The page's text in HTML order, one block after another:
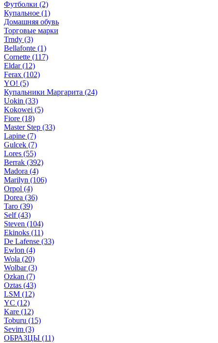
Футболки (2)
Купальное (1)
Домашняя обувь
Торговые марки
Trndy (3)
Bellafonte (1)
Cornette (117)
Eldar (12)
Ferax (102)
YO! (5)
Купальники Маргарита (24)
Uokin (33)
Kokowei (5)
Fiore (18)
Master Step (33)
Lapine (7)
Gulcek (7)
Lores (55)
Berrak (392)
Madora (4)
Marilyn (106)
Orpol (4)
Dorea (36)
Taro (39)
Self (43)
Steven (104)
Ekinoks (11)
De Lafense (33)
Ewlon (4)
Wola (20)
Wolbar (3)
Ozkan (7)
Oztas (43)
LSM (12)
YC (12)
Kare (12)
Toburu (15)
Sevim (3)
ОБРАЗЦЫ (11)